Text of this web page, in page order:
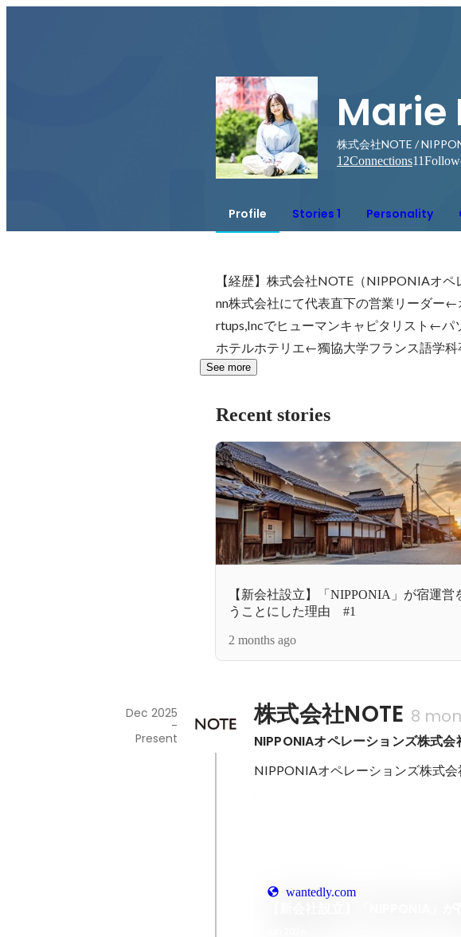
Marie
株式会社NOTE /
12Connections11
Profile Stories 1 Personality
【経歴】株式会社NOTE（NIPPONIAオ
nn株式会社にて代表直下の営業リーダー
rtups,Incでヒューマンキャピタリスト←
ホテルホテリエ←獨協大学フランス語学科
See more
Recent stories
【新会社設立】「NIPPONIA」が宿運営
うことにした理由 #1
2 months ago
株式会社NOTE 8
NIPPONIAオペレーションズ株式
Dec 2025
-
Present
NIPPONIAオペレーションズ株式会
wantedly.com